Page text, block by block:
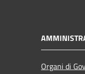
Organi di